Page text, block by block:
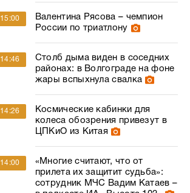
15:00
Валентина Рясова – чемпион
России по триатлону
14:46
Столб дыма виден в соседних
районах: в Волгограде на фоне
жары вспыхнула свалка
14:26
Космические кабинки для
колеса обозрения привезут в
ЦПКиО из Китая
14:00
«Многие считают, что от
прилета их защитит судьба»:
сотрудник МЧС Вадим Катаев –